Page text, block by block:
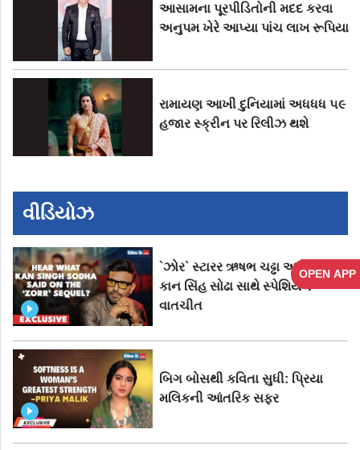
OPEN APP
આસામના પૂરપીડિતોની મદદ કરવા
અનુપમ ખેરે આપ્યા પાંચ લાખ રૂપિયા
રામાયણ આખી દુનિયામાં અધધધ ૫૯
હજાર સ્ક્રીન પર રિલીઝ થશે
વીડિયોઝ
`ઝોર` સ્ટારર ઋષભ ચઢ્ઢા અને નિર્માતા
કાન સિંહ સોઢા સાથે સ્પેશિયલ
વાતચીત
બિગ બોસથી કવિતા સુધી: પ્રિયા
મલિકની આંતરિક સફર